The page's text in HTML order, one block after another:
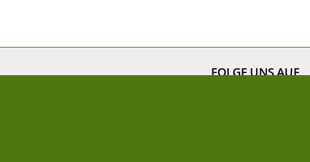
FOLGE UNS AUF